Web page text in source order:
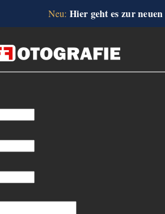
Neu:Hier geht es zur